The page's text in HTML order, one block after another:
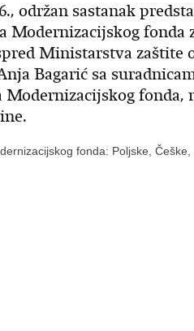
održan sastanak
Modernizacijskog fonda
Ministarstva zaštite
Bagarić sa
fonda,
fonda: Poljske, Češke,